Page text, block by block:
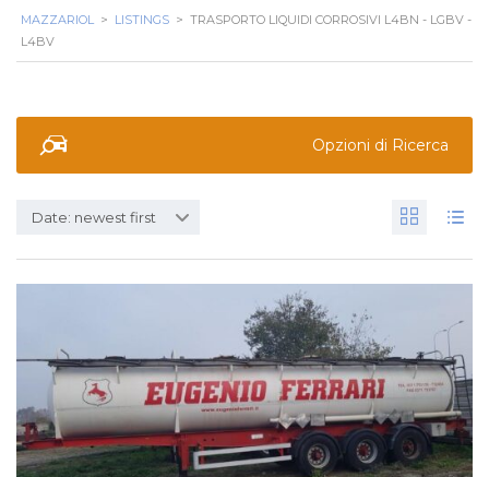
MAZZARIOL > LISTINGS > TRASPORTO LIQUIDI CORROSIVI L4BN - LGBV -
L4BV
Opzioni di Ricerca
Date: newest first